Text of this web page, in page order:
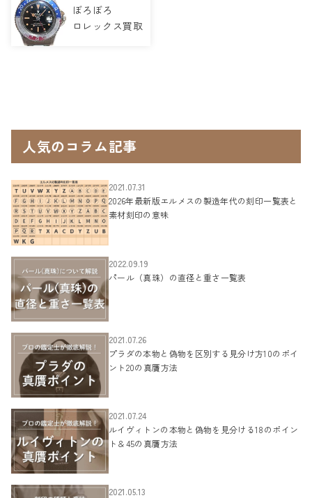
ぼろぼろ
ロレックス買取
人気のコラム記事
2021.07.31
2026年最新版エルメスの製造年代の刻印一覧表と
素材刻印の意味
2022.09.19
パール（真珠）の直径と重さ一覧表
2021.07.26
プラダの本物と偽物を区別する見分け方10のポイ
ント20の真贋方法
2021.07.24
ルイヴィトンの本物と偽物を見分ける18のポイン
ト＆45の真贋方法
2021.05.13